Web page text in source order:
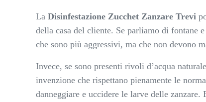
La Disinfestazione Zucchet Zanzare Trevi
della casa del cliente. Se parliamo di
che sono più aggressivi, ma che non devono
Invece, se sono presenti rivoli d’acqua
invenzione che rispettano pienamente le
danneggiare e uccidere le larve delle